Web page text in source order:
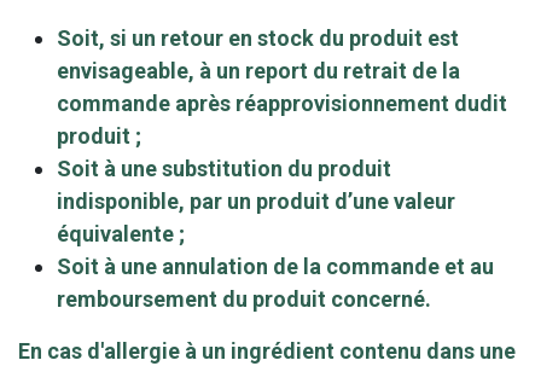
Soit, si un retour en stock du produit est
envisageable, à un report du retrait de la
commande après réapprovisionnement dudit
produit ;
Soit à une substitution du produit
indisponible, par un produit d’une valeur
équivalente ;
Soit à une annulation de la commande et au
remboursement du produit concerné.
En cas d'allergie à un ingrédient contenu dans une